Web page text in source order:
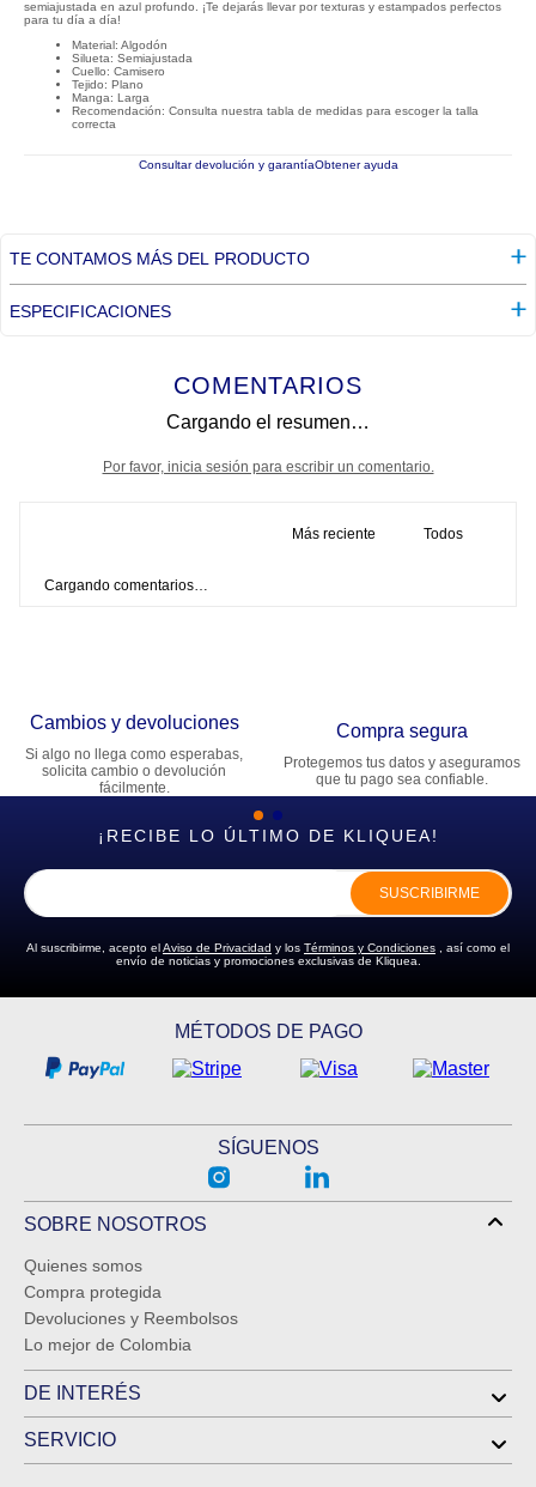
semiajustada en azul profundo. ¡Te dejarás llevar por texturas y estampados perfectos
para tu día a día!
Material: Algodón
Silueta: Semiajustada
Cuello: Camisero
Tejido: Plano
Manga: Larga
Recomendación: Consulta nuestra tabla de medidas para escoger la talla
correcta
Consultar devolución y garantíaObtener ayuda
TE CONTAMOS MÁS DEL PRODUCTO
ESPECIFICACIONES
COMENTARIOS
Cargando el resumen…
Por favor, inicia sesión para escribir un comentario.
Más reciente Todos
Cargando comentarios…
Cambios y devoluciones
Si algo no llega como esperabas,
solicita cambio o devolución
fácilmente.
Compra segura
Protegemos tus datos y aseguramos
que tu pago sea confiable.
¡RECIBE LO ÚLTIMO DE KLIQUEA!
SUSCRIBIRME
Al suscribirme, acepto elAviso de Privacidad y los Términos y Condiciones , así como el
envío de noticias y promociones exclusivas de Kliquea.
MÉTODOS DE PAGO
SÍGUENOS
SOBRE NOSOTROS
Quienes somos
Compra protegida
Devoluciones y Reembolsos
Lo mejor de Colombia
DE INTERÉS
SERVICIO